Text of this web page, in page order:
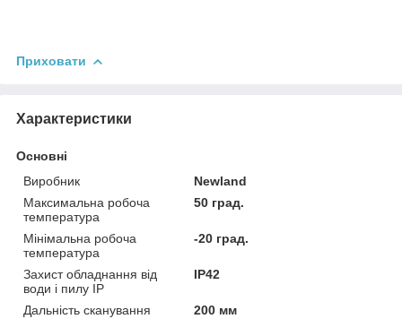
Приховати
Характеристики
Основні
Виробник
Newland
Максимальна робоча
температура
50 град.
Мінімальна робоча
температура
-20 град.
Захист обладнання від
води і пилу IP
IP42
Дальність сканування
200 мм